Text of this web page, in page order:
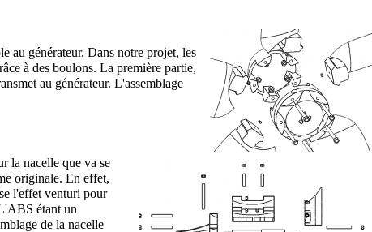
au générateur. Dans notre projet, les
à des boulons. La première partie,
au générateur. L'assemblage
la nacelle que va se
originale. En effet,
l'effet venturi pour
étant un
de la nacelle